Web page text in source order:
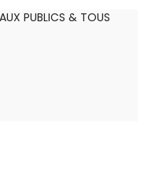
PUBLICS & TOUS